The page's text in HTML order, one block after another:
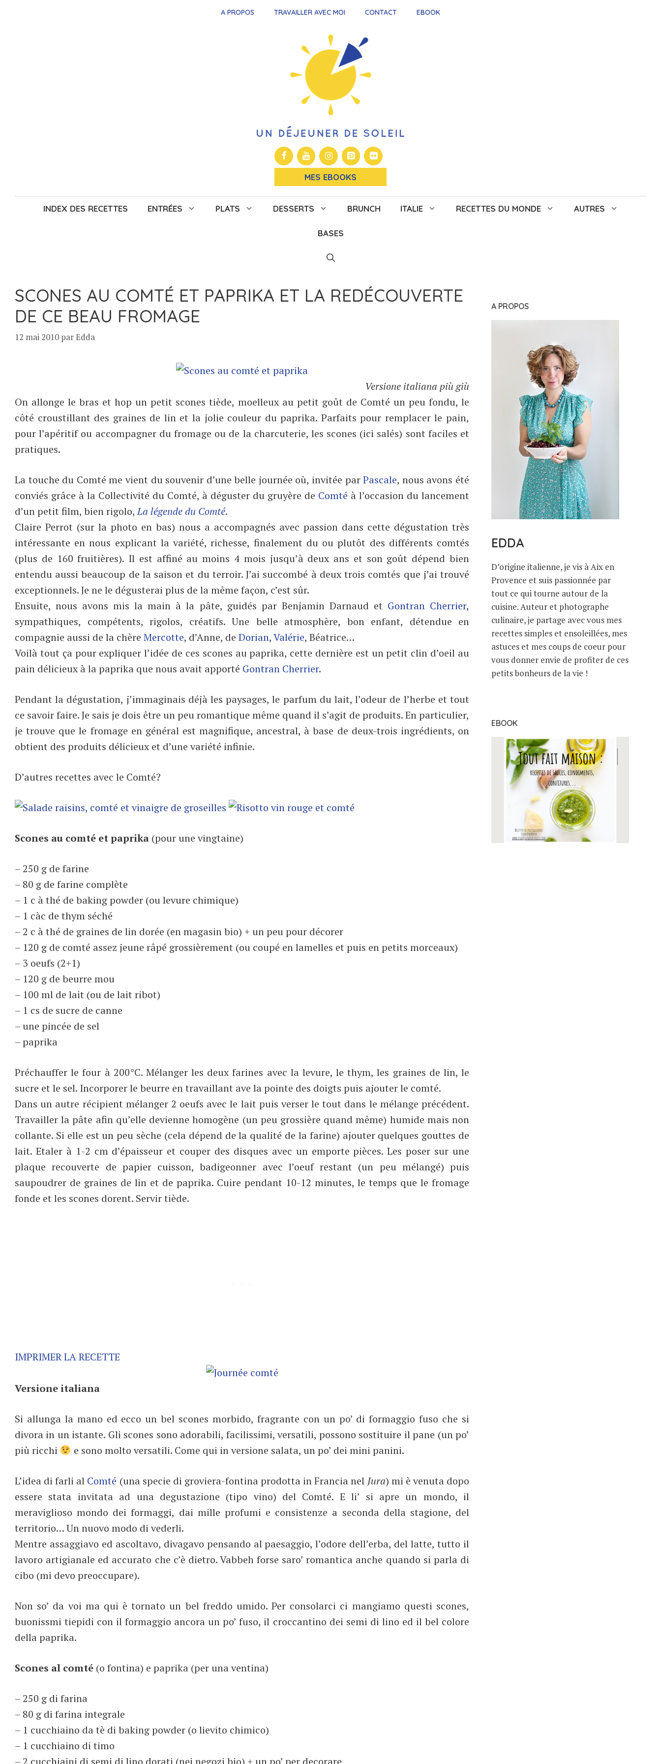
A PROPOS TRAVAILLER AVEC MOI CONTACT EBOOK
MES EBOOKS
INDEX DES RECETTES ENTRÉES PLATS DESSERTS BRUNCH ITALIE RECETTES DU MONDE AUTRES
BASES
SCONES AU COMTÉ ET PAPRIKA ET LA REDÉCOUVERTE
DE CE BEAU FROMAGE
12 mai 2010 parEdda
Versione italiana più giù
On allonge le bras et hop un petit scones tiède, moelleux au petit goût de Comté un peu fondu, le
côté croustillant des graines de lin et la jolie couleur du paprika. Parfaits pour remplacer le pain,
pour l’apéritif ou accompagner du fromage ou de la charcuterie, les scones (ici salés) sont faciles et
pratiques.
La touche du Comté me vient du souvenir d’une belle journée où, invitée parPascale, nous avons été
conviés grâce à la Collectivité du Comté, à déguster du gruyère de Comté à l’occasion du lancement
d’un petit film, bien rigolo,La légende du Comté.
Claire Perrot (sur la photo en bas) nous a accompagnés avec passion dans cette dégustation très
intéressante en nous explicant la variété, richesse, finalement du ou plutôt des différents comtés
(plus de 160 fruitières). Il est affiné au moins 4 mois jusqu’à deux ans et son goût dépend bien
entendu aussi beaucoup de la saison et du terroir. J’ai succombé à deux trois comtés que j’ai trouvé
exceptionnels. Je ne le dégusterai plus de la même façon, c’est sûr.
Ensuite, nous avons mis la main à la pâte, guidés par Benjamin Darnaud et Gontran Cherrier,
sympathiques, compétents, rigolos, créatifs. Une belle atmosphère, bon enfant, détendue en
compagnie aussi de la chère Mercotte, d’Anne, de Dorian,Valérie, Béatrice…
Voilà tout ça pour expliquer l’idée de ces scones au paprika, cette dernière est un petit clin d’oeil au
pain délicieux à la paprika que nous avait apporté Gontran Cherrier.
Pendant la dégustation, j’immaginais déjà les paysages, le parfum du lait, l’odeur de l’herbe et tout
ce savoir faire. Je sais je dois être un peu romantique même quand il s’agit de produits. En particulier,
je trouve que le fromage en général est magnifique, ancestral, à base de deux-trois ingrédients, on
obtient des produits délicieux et d’une variété infinie.
D’autres recettes avec le Comté?
Scones au comté et paprika (pour une vingtaine)
– 250 g de farine
– 80 g de farine complète
– 1 c à thé de baking powder (ou levure chimique)
– 1 càc de thym séché
– 2 c à thé de graines de lin dorée (en magasin bio) + un peu pour décorer
– 120 g de comté assez jeune râpé grossièrement (ou coupé en lamelles et puis en petits morceaux)
– 3 oeufs (2+1)
– 120 g de beurre mou
– 100 ml de lait (ou de lait ribot)
– 1 cs de sucre de canne
– une pincée de sel
– paprika
Préchauffer le four à 200°C. Mélanger les deux farines avec la levure, le thym, les graines de lin, le
sucre et le sel. Incorporer le beurre en travaillant ave la pointe des doigts puis ajouter le comté.
Dans un autre récipient mélanger 2 oeufs avec le lait puis verser le tout dans le mélange précédent.
Travailler la pâte afin qu’elle devienne homogène (un peu grossière quand même) humide mais non
collante. Si elle est un peu sèche (cela dépend de la qualité de la farine) ajouter quelques gouttes de
lait. Etaler à 1-2 cm d’épaisseur et couper des disques avec un emporte pièces. Les poser sur une
plaque recouverte de papier cuisson, badigeonner avec l’oeuf restant (un peu mélangé) puis
saupoudrer de graines de lin et de paprika. Cuire pendant 10-12 minutes, le temps que le fromage
fonde et les scones dorent. Servir tiède.
IMPRIMER LA RECETTE
Versione italiana
Si allunga la mano ed ecco un bel scones morbido, fragrante con un po’ di formaggio fuso che si
divora in un istante. Gli scones sono adorabili, facilissimi, versatili, possono sostituire il pane (un po’
più ricchi
e sono molto versatili. Come qui in versione salata, un po’ dei mini panini.
L’idea di farli al Comté (una specie di groviera-fontina prodotta in Francia nel Jura) mi è venuta dopo
essere stata invitata ad una degustazione (tipo vino) del Comté. E li’ si apre un mondo, il
meraviglioso mondo dei formaggi, dai mille profumi e consistenze a seconda della stagione, del
territorio… Un nuovo modo di vederli.
Mentre assaggiavo ed ascoltavo, divagavo pensando al paesaggio, l’odore dell’erba, del latte, tutto il
lavoro artigianale ed accurato che c’è dietro. Vabbeh forse saro’ romantica anche quando si parla di
cibo (mi devo preoccupare).
Non so’ da voi ma qui è tornato un bel freddo umido. Per consolarci ci mangiamo questi scones,
buonissmi tiepidi con il formaggio ancora un po’ fuso, il croccantino dei semi di lino ed il bel colore
della paprika.
Scones al comté (o fontina) e paprika (per una ventina)
– 250 g di farina
– 80 g di farina integrale
– 1 cucchiaino da tè di baking powder (o lievito chimico)
– 1 cucchiaino di timo
– 2 cucchiaini di semi di lino dorati (nei negozi bio) + un po’ per decorare
A PROPOS
EDDA
D’origine italienne, je vis à Aix en
Provence et suis passionnée par
tout ce qui tourne autour de la
cuisine. Auteur et photographe
culinaire, je partage avec vous mes
recettes simples et ensoleillées, mes
astuces et mes coups de coeur pour
vous donner envie de profiter de ces
petits bonheurs de la vie !
EBOOK